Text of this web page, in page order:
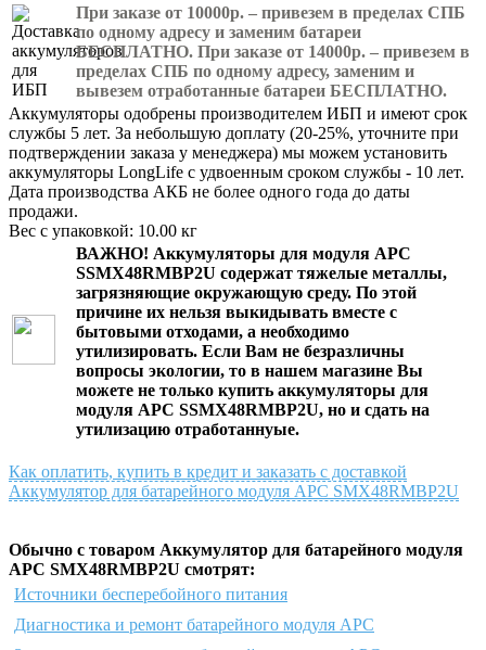
При заказе от 10000р. – привезем в пределах СПБ
по одному адресу и заменим батареи
БЕСПЛАТНО. При заказе от 14000р. – привезем в
пределах СПБ по одному адресу, заменим и
вывезем отработанные батареи БЕСПЛАТНО.
Аккумуляторы одобрены производителем ИБП и имеют срок
службы 5 лет. За небольшую доплату (20-25%, уточните при
подтверждении заказа у менеджера) мы можем установить
аккумуляторы LongLife с удвоенным сроком службы - 10 лет.
Дата производства АКБ не более одного года до даты
продажи.
Вес с упаковкой: 10.00 кг
ВАЖНО! Аккумуляторы для модуля APC
SSMX48RMBP2U содержат тяжелые металлы,
загрязняющие окружающую среду. По этой
причине их нельзя выкидывать вместе с
бытовыми отходами, а необходимо
утилизировать. Если Вам не безразличны
вопросы экологии, то в нашем магазине Вы
можете не только купить аккумуляторы для
модуля APC SSMX48RMBP2U, но и сдать на
утилизацию отработаннуые.
Как оплатить, купить в кредит и заказать с доставкой
Аккумулятор для батарейного модуля APC SMX48RMBP2U
Обычно с товаром Аккумулятор для батарейного модуля
APC SMX48RMBP2U смотрят:
Источники бесперебойного питания
Диагностика и ремонт батарейного модуля APC